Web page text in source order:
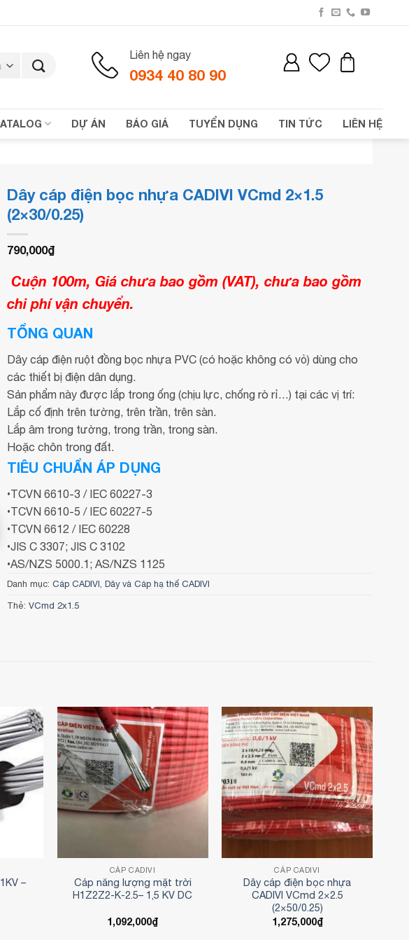
Liên hệ ngay
0934 40 80 90
DỰ ÁN BÁO GIÁ TUYỂN DỤNG TIN TỨC LIÊN HỆ
Dây cáp điện bọc nhựa CADIVI VCmd 2×1.5
(2×30/0.25)
790,000₫
Cuộn 100m, Giá chưa bao gồm (VAT), chưa bao gồm
chi phí vận chuyển.
TỔNG QUAN
Dây cáp điện ruột đồng bọc nhựa PVC (có hoặc không có vỏ) dùng cho
các thiết bị điện dân dụng.
Sản phẩm này được lắp trong ống (chịu lực, chống rò rỉ…) tại các vị trí:
Lắp cố định trên tường, trên trần, trên sàn.
Lắp âm trong tường, trong trần, trong sàn.
Hoặc chôn trong đất.
TIÊU CHUẨN ÁP DỤNG
•TCVN 6610-3 / IEC 60227-3
•TCVN 6610-5 / IEC 60227-5
•TCVN 6612 / IEC 60228
•JIS C 3307; JIS C 3102
•AS/NZS 5000.1; AS/NZS 1125
Danh mục: Cáp CADIVI, Dây và Cáp hạ thế CADIVI
Thẻ: VCmd 2x1.5
–
CÁP CADIVI
Cáp năng lượng mặt trời
H1Z2Z2-K-2.5– 1,5 KV DC
1,092,000₫
CÁP CADIVI
Dây cáp điện bọc nhựa
CADIVI VCmd 2×2.5
(2×50/0.25)
1,275,000₫